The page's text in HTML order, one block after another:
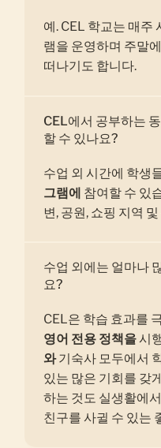
예. CEL 학교는 매주
램을 운영하며 주말
떠나기도 합니다.
CEL에서 공부하는
할 수 있나요?
수업 외 시간에 학생
그램에 참여할 수 있
변, 공원, 쇼핑 지역
수업 외에는 얼마나
요?
CEL은 학습 효과를
영어 전용 정책을시
와기숙사 모두에서
있는 많은 기회를 갖
하는 것도 실생활에
친구를 사귈 수 있는